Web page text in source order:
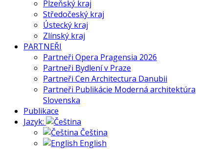
Plzeňský kraj
Středočeský kraj
Ústecký kraj
Zlínský kraj
PARTNEŘI
Partneři Opera Pragensia 2026
Partneři Bydlení v Praze
Partneři Cen Architectura Danubii
Partneři Publikácie Moderná architektúra
Slovenska
Publikace
Jazyk:
Čeština
English